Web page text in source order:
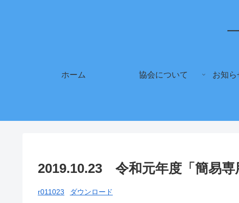
ホーム 協会について お知ら
2019.10.23 令和元年度「簡易専
r011023 ダウンロード